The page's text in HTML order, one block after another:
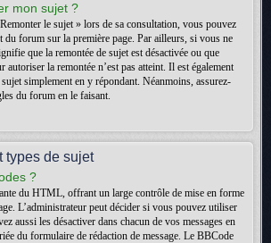
mon sujet ?
le sujet » lors de sa consultation, vous pouvez
du forum sur la première page. Par ailleurs, si vous ne
que la remontée de sujet est désactivée ou que
autoriser la remontée n’est pas atteint. Il est également
simplement en y répondant. Néanmoins, assurez-
du forum en le faisant.
types de sujet
?
du HTML, offrant un large contrôle de mise en forme
L’administrateur peut décider si vous pouvez utiliser
aussi les désactiver dans chacun de vos messages en
du formulaire de rédaction de message. Le BBCode